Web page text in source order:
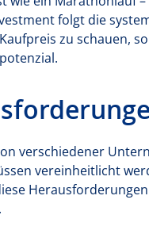
folgt die
zu schauen,
verschiedener
vereinheitlicht